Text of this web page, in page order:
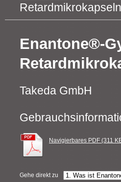
Enantone®-
Takeda GmbH
Navigierbares PDF (311
Gehe direkt zu